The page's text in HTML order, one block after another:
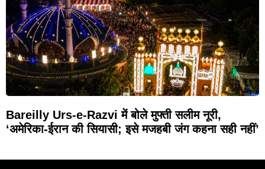
Bareilly Urs-e-Razvi में बोले मुफ्ती सलीम नूरी,
‘अमेरिका-ईरान की सियासी; इसे मजहबी जंग कहना सही नहीं’